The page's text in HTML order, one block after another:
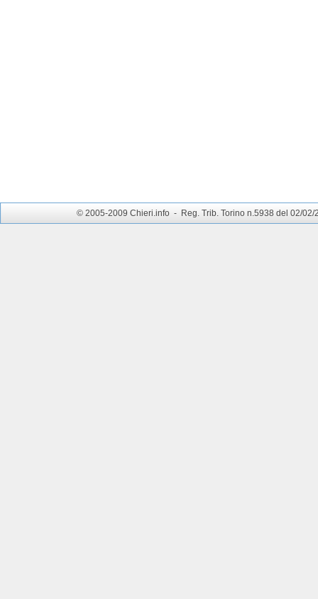
© 2005-2009 Chieri.info - Reg. Trib. Torino n.5938 del 02/02/